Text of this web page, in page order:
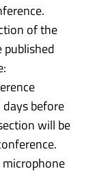
of the
before
will be